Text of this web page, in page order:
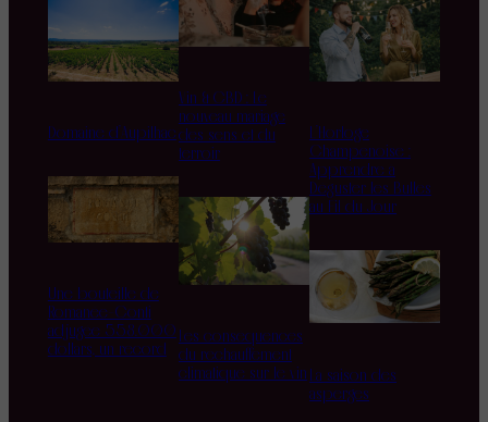
Domaine d’Aupilhac
Une bouteille de
Romanée-Conti
adjugée 558.000
dollars, un record
Vin & CBD : Le
nouveau mariage
des sens et du
terroir
Les conséquences
du réchauffement
climatique sur le vin
L’Horloge
Champenoise :
Apprendre à
Déguster les Bulles
au Fil du Jour
La saison des
asperges